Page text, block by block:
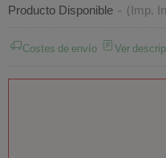
Producto Disponible - (Imp.
Costes de envío Ver